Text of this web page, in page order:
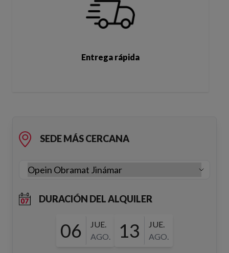
Entrega rápida
SEDE MÁS CERCANA
DURACIÓN DEL ALQUILER
06
JUE.
AGO.
13
JUE.
AGO.